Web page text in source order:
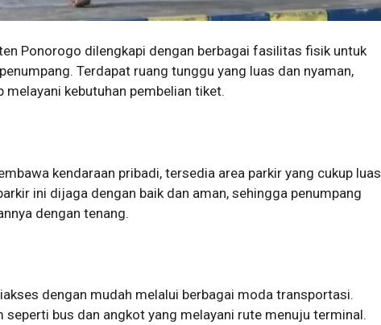
Ponorogo dilengkapi dengan berbagai fasilitas fisik untuk
Terdapat ruang tunggu yang luas dan nyaman,
kebutuhan pembelian tiket.
kendaraan pribadi, tersedia area parkir yang cukup luas
ini dijaga dengan baik dan aman, sehingga penumpang
dengan tenang.
dengan mudah melalui berbagai moda transportasi.
seperti bus dan angkot yang melayani rute menuju terminal.